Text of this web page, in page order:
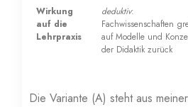
Wirkung
auf die
Lehrpraxis
deduktiv:
Fachwissenschaften
auf Modelle und
der Didaktik zurück
Die Variante (A) steht aus